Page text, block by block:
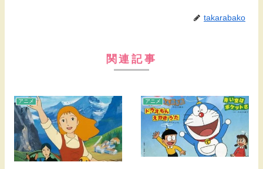
takarabako
関連記事
アニメ アニメ